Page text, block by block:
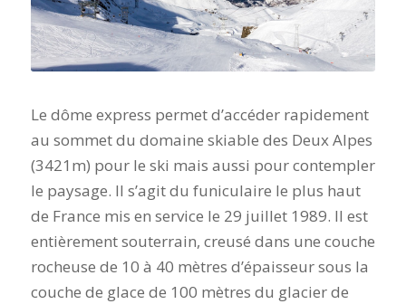
Le dôme express permet d’accéder rapidement
au sommet du domaine skiable des Deux Alpes
(3421m) pour le ski mais aussi pour contempler
le paysage. Il s’agit du funiculaire le plus haut
de France mis en service le 29 juillet 1989. Il est
entièrement souterrain, creusé dans une couche
rocheuse de 10 à 40 mètres d’épaisseur sous la
couche de glace de 100 mètres du glacier de